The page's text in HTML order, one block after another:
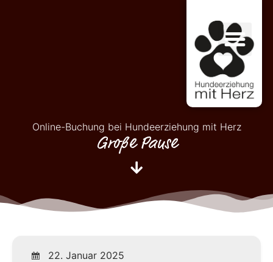
Online-Buchung bei Hundeerziehung mit Herz
Große Pause
22. Januar 2025